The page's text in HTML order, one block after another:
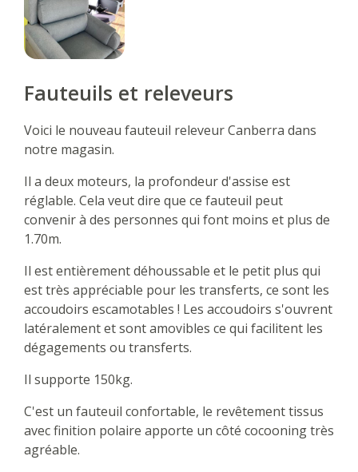
Fauteuils et releveurs
Voici le nouveau fauteuil releveur Canberra dans
notre magasin.
Il a deux moteurs, la profondeur d'assise est
réglable. Cela veut dire que ce fauteuil peut
convenir à des personnes qui font moins et plus de
1.70m.
Il est entièrement déhoussable et le petit plus qui
est très appréciable pour les transferts, ce sont les
accoudoirs escamotables ! Les accoudoirs s'ouvrent
latéralement et sont amovibles ce qui facilitent les
dégagements ou transferts.
Il supporte 150kg.
C'est un fauteuil confortable, le revêtement tissus
avec finition polaire apporte un côté cocooning très
agréable.